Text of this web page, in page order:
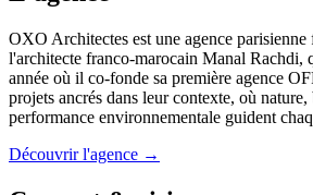
OXO Architectes est une agence parisienne
l'architecte franco-marocain Manal Rachdi,
année où il co-fonde sa première agence
projets ancrés dans leur contexte, où
performance environnementale guident
Découvrir l'agence →